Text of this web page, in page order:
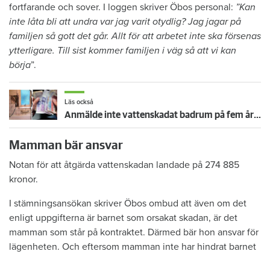
fortfarande och sover. I loggen skriver Öbos personal: ”Kan
inte låta bli att undra var jag varit otydlig? Jag jagar på
familjen så gott det går. Allt för att arbetet inte ska försenas
ytterligare. Till sist kommer familjen i väg så att vi kan
börja”.
Läs också
Anmälde inte vattenskadat badrum på fem år – krävs på 125 000 kronor
Mamman bär ansvar
Notan för att åtgärda vattenskadan landade på 274 885
kronor.
I stämningsansökan skriver Öbos ombud att även om det
enligt uppgifterna är barnet som orsakat skadan, är det
mamman som står på kontraktet. Därmed bär hon ansvar för
lägenheten. Och eftersom mamman inte har hindrat barnet